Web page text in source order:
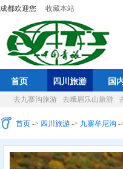
成都欢迎您 收藏本站
首页 四川旅游 国
去九寨沟旅游 去峨眉乐山旅游
首页-> 四川旅游-> 九寨牟尼沟 -